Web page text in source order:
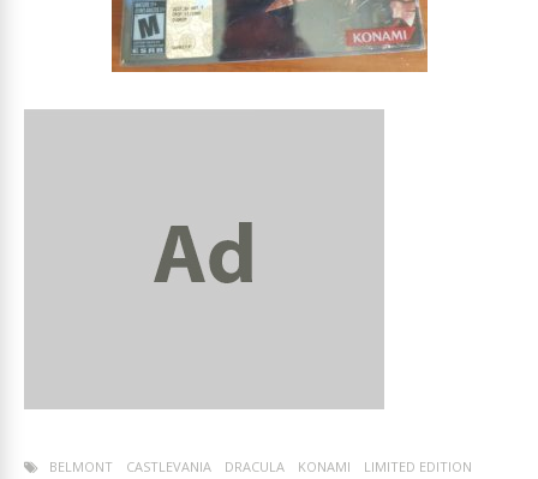
BELMONT CASTLEVANIA DRACULA KONAMI LIMITED EDITION